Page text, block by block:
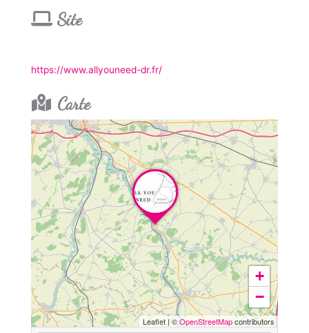
Site
https://www.allyouneed-dr.fr/
Carte
+
−
Leaflet |©OpenStreetMapcontributors